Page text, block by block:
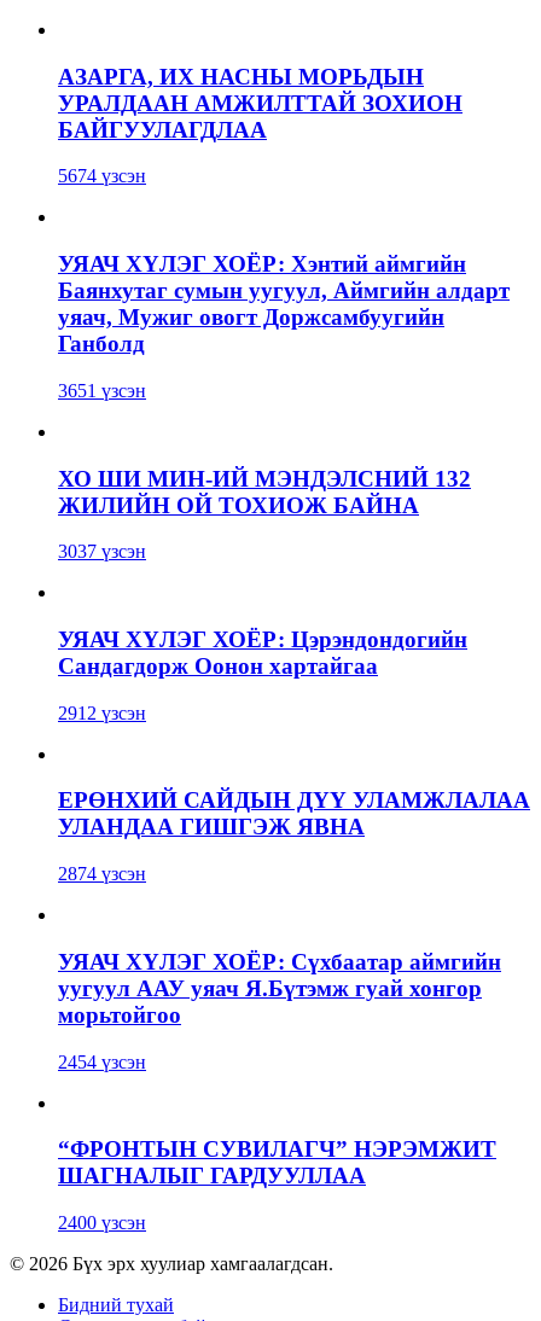
АЗАРГА, ИХ НАСНЫ МОРЬДЫН
УРАЛДААН АМЖИЛТТАЙ ЗОХИОН
БАЙГУУЛАГДЛАА
5674 үзсэн
УЯАЧ ХҮЛЭГ ХОЁР: Хэнтий аймгийн
Баянхутаг сумын уугуул, Аймгийн алдарт
уяач, Мужиг овогт Доржсамбуугийн
Ганболд
3651 үзсэн
ХО ШИ МИН-ИЙ МЭНДЭЛСНИЙ 132
ЖИЛИЙН ОЙ ТОХИОЖ БАЙНА
3037 үзсэн
УЯАЧ ХҮЛЭГ ХОЁР: Цэрэндондогийн
Сандагдорж Оонон хартайгаа
2912 үзсэн
ЕРӨНХИЙ САЙДЫН ДҮҮ УЛАМЖЛАЛАА
УЛАНДАА ГИШГЭЖ ЯВНА
2874 үзсэн
УЯАЧ ХҮЛЭГ ХОЁР: Сүхбаатар аймгийн
уугуул ААУ уяач Я.Бүтэмж гуай хонгор
морьтойгоо
2454 үзсэн
“ФРОНТЫН СУВИЛАГЧ” НЭРЭМЖИТ
ШАГНАЛЫГ ГАРДУУЛЛАА
2400 үзсэн
© 2026 Бүх эрх хуулиар хамгаалагдсан.
Бидний тухай